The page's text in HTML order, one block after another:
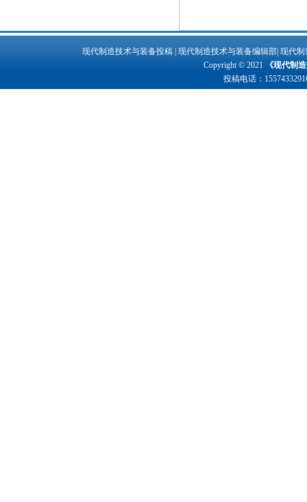
现代制造技术与装备投稿 | 现代制造技术与装备编辑部| 现代制
Copyright © 2021
《现代制
投稿电话：